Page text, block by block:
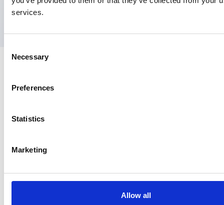
services.
Selection
Necessary
Preferences
Statistics
Marketing
Allow all
Churchilllaan 11, 10e etage
030 810 05 00
Postbus 20022